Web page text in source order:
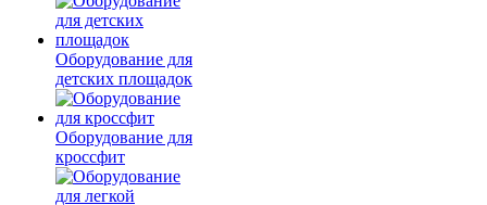
Оборудование для
детских площадок
Оборудование для
кроссфит